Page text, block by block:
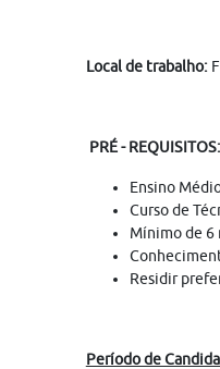
Local de trabalho:
PRÉ - REQUISITOS:
Ensino
Curso de
Mínimo de 6
Residir
Período de